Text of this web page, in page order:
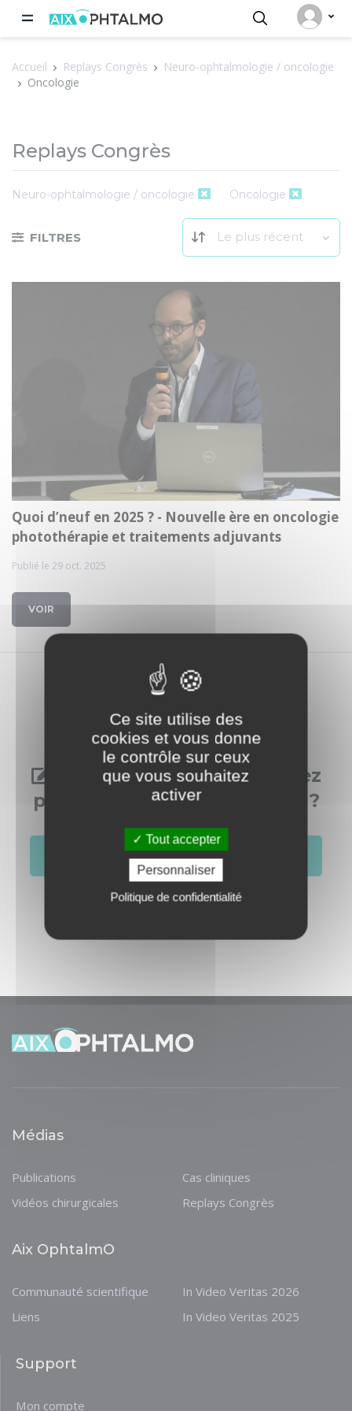
Accueil Replays Congrès
Neuro-ophtalmologie / oncologie
Oncologie
Replays Congrès
Neuro-ophtalmologie / oncologie Oncologie
FILTRES Le plus récent
Quoi d’neuf en 2025 ? - Nouvelle ère en oncologie
photothérapie et traitements adjuvants
Publié le 29 oct. 2025
VOIR
1 média trouvé
Vous aussi, vous souhaitez
publier dans cette rubrique ?
S'identifier Créer un compte
Médias
Publications
Vidéos chirurgicales
Cas cliniques
Replays Congrès
Aix OphtalmO
Communauté scientifique
Liens
In Video Veritas 2026
In Video Veritas 2025
Support
Mon compte
Panneau de gestion des cookies
Ce site utilise des
cookies et vous donne
le contrôle sur ceux
que vous souhaitez
activer
Tout accepter
Personnaliser
Politique de confidentialité